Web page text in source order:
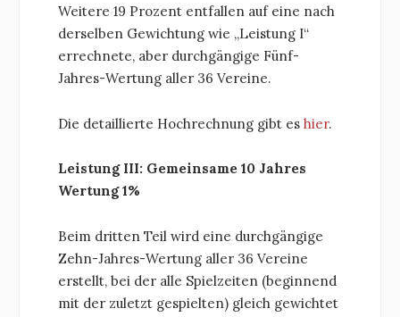
Weitere 19 Prozent entfallen auf eine nach
derselben Gewichtung wie „Leistung I“
errechnete, aber durchgängige Fünf-
Jahres-Wertung aller 36 Vereine.
Die detaillierte Hochrechnung gibt es hier.
Leistung III: Gemeinsame 10 Jahres
Wertung 1%
Beim dritten Teil wird eine durchgängige
Zehn-Jahres-Wertung aller 36 Vereine
erstellt, bei der alle Spielzeiten (beginnend
mit der zuletzt gespielten) gleich gewichtet